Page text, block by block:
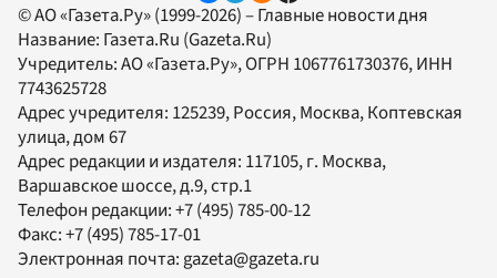
© АО «Газета.Ру» (1999-2026) – Главные новости дня
Название: Газета.Ru (Gazeta.Ru)
Учредитель:АО «Газета.Ру», ОГРН 1067761730376, ИНН
7743625728
Адрес учредителя: 125239, Россия, Москва, Коптевская
улица, дом 67
Адрес редакции и издателя: 117105, г. Москва,
Варшавское шоссе, д.9, стр.1
Телефон редакции:+7 (495) 785-00-12
Факс:+7 (495) 785-17-01
Электронная почта: gazeta@gazeta.ru